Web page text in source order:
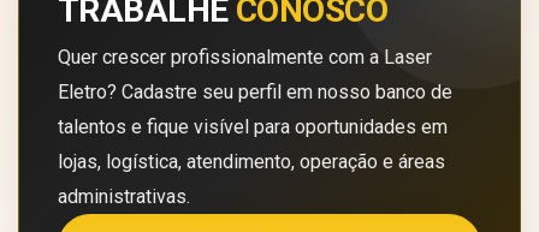
TRABALHE CONOSCO
Quer crescer profissionalmente com a Laser
Eletro? Cadastre seu perfil em nosso banco de
talentos e fique visível para oportunidades em
lojas, logística, atendimento, operação e áreas
administrativas.